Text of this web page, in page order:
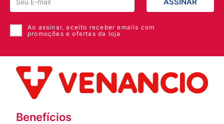
ASSINAR
Ao assinar, aceito receber emails com
promoções e ofertas da loja
Benefícios